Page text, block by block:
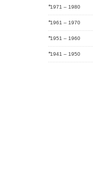
1971 – 1980
1961 – 1970
1951 – 1960
1941 – 1950